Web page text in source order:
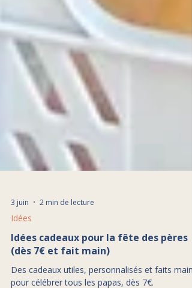
3 juin 2 min de lecture
Idées
Idées cadeaux pour la fête des pères
(dès 7€ et fait main)